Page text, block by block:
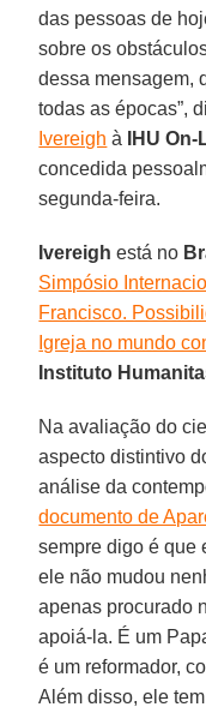
das pessoas de
sobre os
dessa mensagem,
todas as épocas”,
Ivereigh à IHU
concedida
segunda-feira.
Ivereigh está no
Simpósio
Francisco.
Igreja no mundo
Instituto
Na avaliação do
aspecto distintivo
análise da
documento de
sempre digo é que
ele não mudou
apenas procurado
apoiá-la. É um
é um reformador,
Além disso, ele